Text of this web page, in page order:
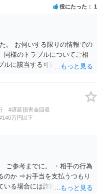
役にたった 1
。 お伺いする限りの情報での
同様のトラブルについてご相
ルに該当する可能性があるで
ではなく、指定口座への振込
る可能性もあるでしょう。 い
察署に被害相談に行くことを
#遅延損害金回収
万円以下
ご参考までに。 ・相手の行為
のか ⇒お手当を支払うつもり
いる場合には詐欺罪に該当す